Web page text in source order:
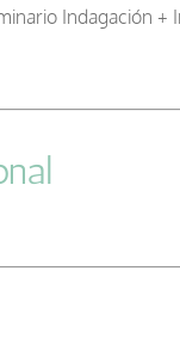
Indagación